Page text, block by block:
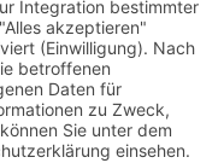
Zum Inhalt